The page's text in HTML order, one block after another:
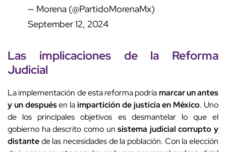
— Morena (@PartidoMorenaMx)
September 12, 2024
Las implicaciones de la Reforma
Judicial
La implementación de esta reforma podríamarcar un antes
y un despuésen laimpartición de justicia en México. Uno
de los principales objetivos es desmantelar lo que el
gobierno ha descrito como unsistema judicial corrupto y
distantede las necesidades de la población. Con la elección